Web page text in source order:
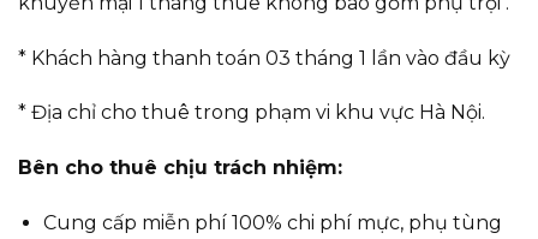
* Khách hàng thanh toán 03 tháng 1 lần vào đầu kỳ
* Địa chỉ cho thuê trong phạm vi khu vực Hà Nội.
Bên cho thuê chịu trách nhiệm:
Cung cấp miễn phí 100% chi phí mực, phụ tùng